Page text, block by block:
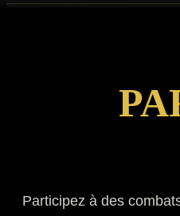
Participez à des